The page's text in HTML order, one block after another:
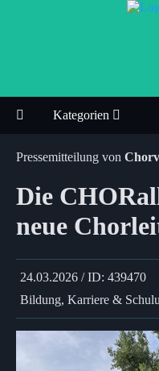
Kategorien
Pressemitteilung von
Die
neue
24.03.2026 / ID: 439470
Bildung, Karriere &